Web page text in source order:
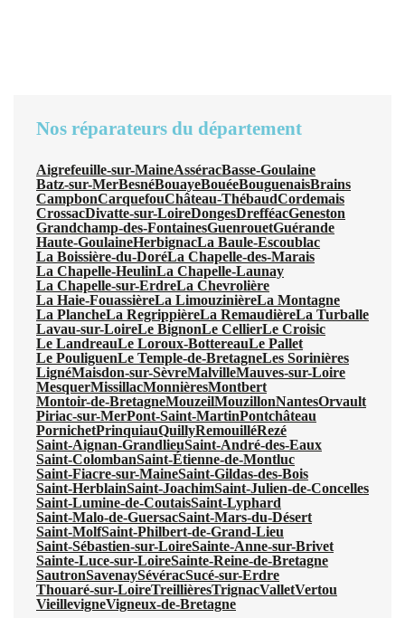
Nos réparateurs du département
Aigrefeuille-sur-MaineAsséracBasse-Goulaine
Batz-sur-MerBesnéBouayeBouéeBouguenaisBrains
CampbonCarquefouChâteau-ThébaudCordemais
CrossacDivatte-sur-LoireDongesDrefféacGeneston
Grandchamp-des-FontainesGuenrouetGuérande
Haute-GoulaineHerbignacLa Baule-Escoublac
La Boissière-du-DoréLa Chapelle-des-Marais
La Chapelle-HeulinLa Chapelle-Launay
La Chapelle-sur-ErdreLa Chevrolière
La Haie-FouassièreLa LimouzinièreLa Montagne
La PlancheLa RegrippièreLa RemaudièreLa Turballe
Lavau-sur-LoireLe BignonLe CellierLe Croisic
Le LandreauLe Loroux-BottereauLe Pallet
Le PouliguenLe Temple-de-BretagneLes Sorinières
LignéMaisdon-sur-SèvreMalvilleMauves-sur-Loire
MesquerMissillacMonnièresMontbert
Montoir-de-BretagneMouzeilMouzillonNantesOrvault
Piriac-sur-MerPont-Saint-MartinPontchâteau
PornichetPrinquiauQuillyRemouilléRezé
Saint-Aignan-GrandlieuSaint-André-des-Eaux
Saint-ColombanSaint-Étienne-de-Montluc
Saint-Fiacre-sur-MaineSaint-Gildas-des-Bois
Saint-HerblainSaint-JoachimSaint-Julien-de-Concelles
Saint-Lumine-de-CoutaisSaint-Lyphard
Saint-Malo-de-GuersacSaint-Mars-du-Désert
Saint-MolfSaint-Philbert-de-Grand-Lieu
Saint-Sébastien-sur-LoireSainte-Anne-sur-Brivet
Sainte-Luce-sur-LoireSainte-Reine-de-Bretagne
SautronSavenaySévéracSucé-sur-Erdre
Thouaré-sur-LoireTreillièresTrignacValletVertou
VieillevigneVigneux-de-Bretagne